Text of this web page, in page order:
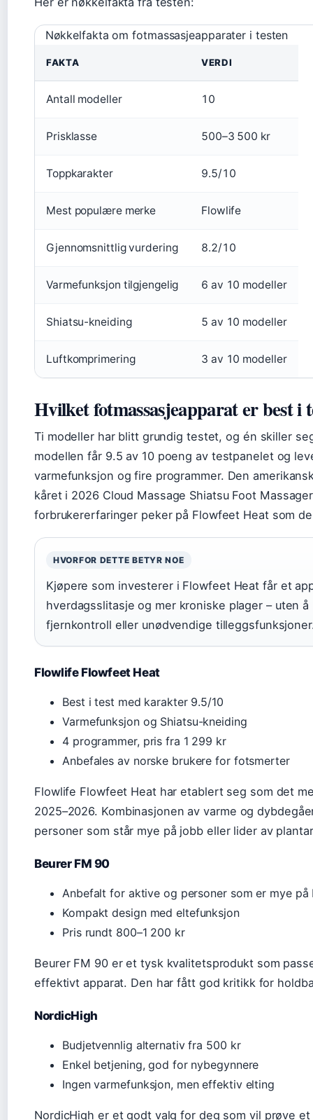
Nøkkelfakta om fotmassasjeapparater i testen
FAKTA VERDI
Antall modeller 10
Prisklasse 500–3 500 kr
Toppkarakter 9.5/10
Mest populære merke Flowlife
Gjennomsnittlig vurdering 8.2/10
Varmefunksjon tilgjengelig 6 av 10 modeller
Shiatsu-kneiding 5 av 10 modeller
Luftkomprimering 3 av 10 modeller
Hvilket fotmassasjeapparat er best i
Ti modeller har blitt grundig testet, og én skiller
modellen får 9.5 av 10 poeng av testpanelet og
varmefunksjon og fire programmer. Den
kåret i 2026 Cloud Massage Shiatsu Foot
forbrukererfaringer peker på Flowfeet Heat som
HVORFOR DETTE BETYR NOE
Kjøpere som investerer i Flowfeet Heat får et
hverdagsslitasje og mer kroniske plager – uten
fjernkontroll eller unødvendige
Flowlife Flowfeet Heat
Best i test med karakter 9.5/10
Varmefunksjon og Shiatsu-kneiding
4 programmer, pris fra 1 299 kr
Anbefales av norske brukere for fotsmerter
Flowlife Flowfeet Heat har etablert seg som det
2025–2026. Kombinasjonen av varme og
personer som står mye på jobb eller lider av
Beurer FM 90
Anbefalt for aktive og personer som er mye på
Kompakt design med eltefunksjon
Pris rundt 800–1 200 kr
Beurer FM 90 er et tysk kvalitetsprodukt som
effektivt apparat. Den har fått god kritikk for
NordicHigh
Budjetvennlig alternativ fra 500 kr
Enkel betjening, god for nybegynnere
Ingen varmefunksjon, men effektiv elting
NordicHigh er et godt valg for deg som vil prøve